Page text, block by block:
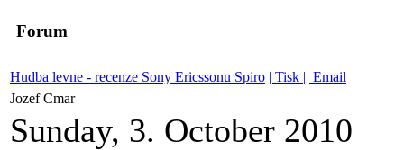
Forum
Hudba levne - recenze Sony Ericssonu Spiro | Tisk | Email
Jozef Cmar
Sunday, 3. October 2010